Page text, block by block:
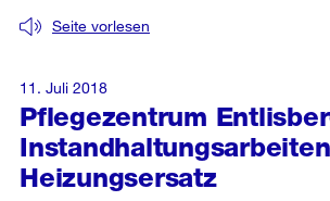
Pflegezentrum
Heizungsersatz
Seite vorlesen
11. Juli 2018